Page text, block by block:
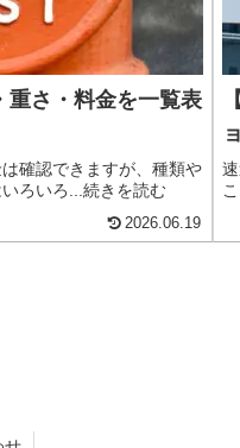
重さ・料金を一覧表
確認できますが、種類や
ろいろ...続きを読む
2026.06.19